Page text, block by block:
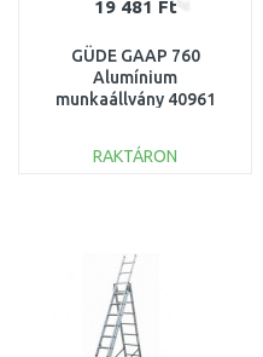
19 481 Ft
GÜDE GAAP 760
Alumínium
munkaállvány 40961
RAKTÁRON